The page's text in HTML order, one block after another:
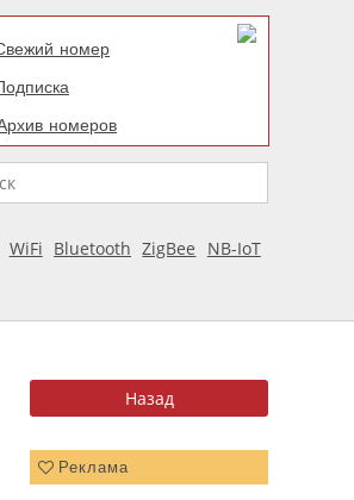
номер
номеров
WiFi Bluetooth ZigBee
NB-IoT
Реклама